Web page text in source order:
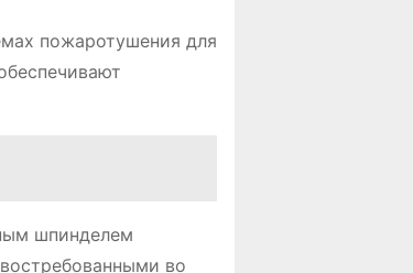
пожаротушения для
шпинделем
во